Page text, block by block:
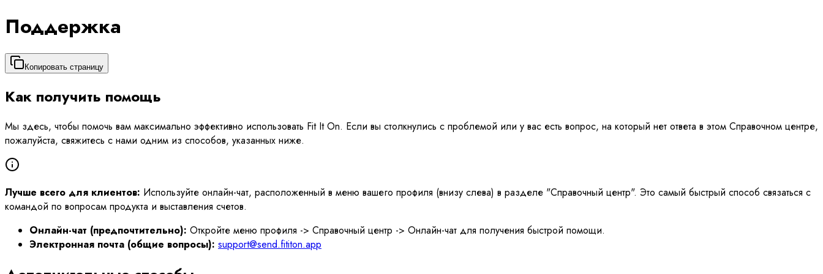
Поддержка
Копировать страницу
Как получить помощь
Мы здесь, чтобы помочь вам максимально эффективно использовать Fit It On. Если вы столкнулись с проблемой или у вас есть вопрос, на который нет ответа в этом Справочном центре,
пожалуйста, свяжитесь с нами одним из способов, указанных ниже.
Лучше всего для клиентов: Используйте онлайн-чат, расположенный в меню вашего профиля (внизу слева) в разделе "Справочный центр". Это самый быстрый способ связаться с
командой по вопросам продукта и выставления счетов.
Онлайн-чат (предпочтительно): Откройте меню профиля -> Справочный центр -> Онлайн-чат для получения быстрой помощи.
Электронная почта (общие вопросы): support@send.fititon.app